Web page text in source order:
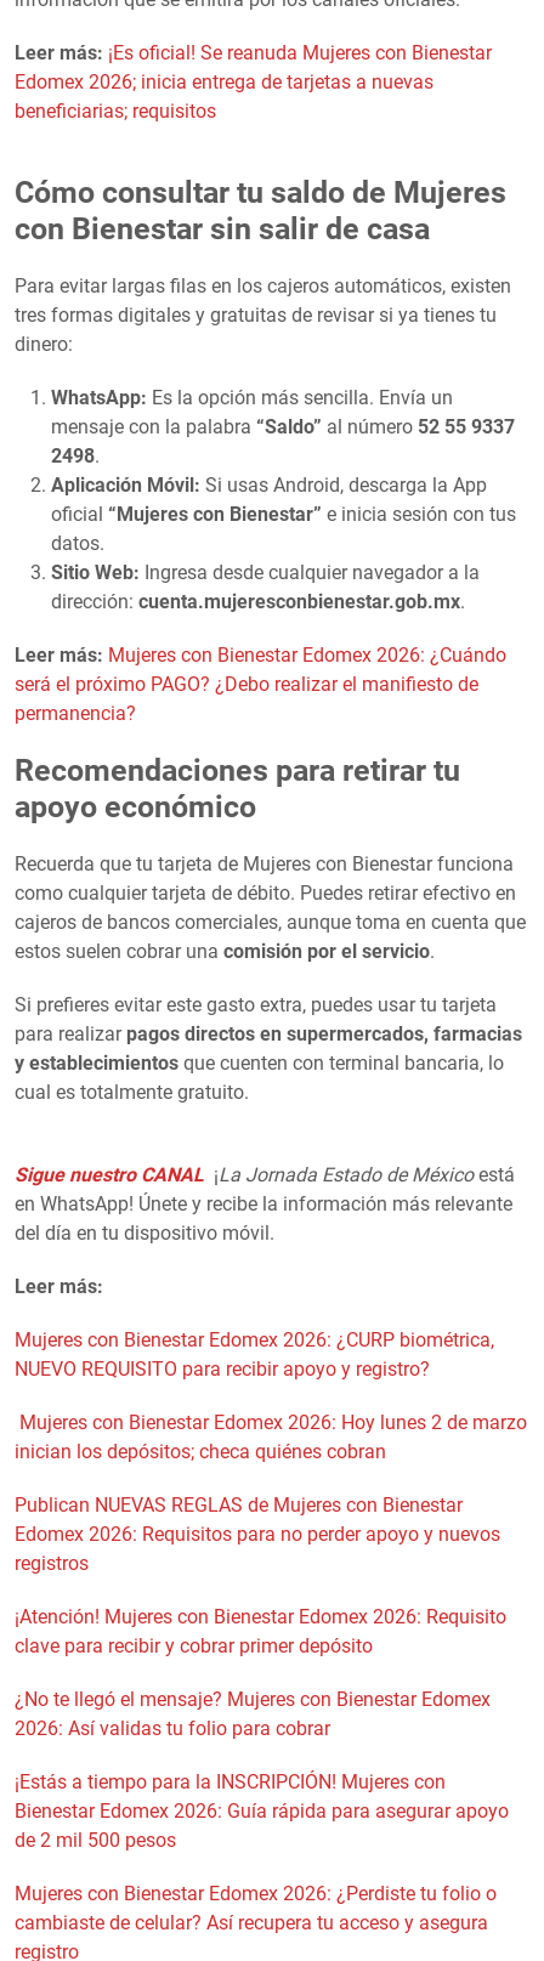
Leer más: ¡Es oficial! Se reanuda Mujeres con Bienestar
Edomex 2026; inicia entrega de tarjetas a nuevas
beneficiarias; requisitos
Cómo consultar tu saldo de Mujeres
con Bienestar sin salir de casa
Para evitar largas filas en los cajeros automáticos, existen
tres formas digitales y gratuitas de revisar si ya tienes tu
dinero:
WhatsApp: Es la opción más sencilla. Envía un
mensaje con la palabra “Saldo” al número 52 55 9337
2498.
Aplicación Móvil: Si usas Android, descarga la App
oficial “Mujeres con Bienestar” e inicia sesión con tus
datos.
Sitio Web: Ingresa desde cualquier navegador a la
dirección: cuenta.mujeresconbienestar.gob.mx.
Leer más: Mujeres con Bienestar Edomex 2026: ¿Cuándo
será el próximo PAGO? ¿Debo realizar el manifiesto de
permanencia?
Recomendaciones para retirar tu
apoyo económico
Recuerda que tu tarjeta de Mujeres con Bienestar funciona
como cualquier tarjeta de débito. Puedes retirar efectivo en
cajeros de bancos comerciales, aunque toma en cuenta que
estos suelen cobrar una comisión por el servicio.
Si prefieres evitar este gasto extra, puedes usar tu tarjeta
para realizar pagos directos en supermercados, farmacias
y establecimientos que cuenten con terminal bancaria, lo
cual es totalmente gratuito.
Sigue nuestro CANAL ¡La Jornada Estado de Méxicoestá
en WhatsApp! Únete y recibe la información más relevante
del día en tu dispositivo móvil.
Leer más:
Mujeres con Bienestar Edomex 2026: ¿CURP biométrica,
NUEVO REQUISITO para recibir apoyo y registro?
Mujeres con Bienestar Edomex 2026: Hoy lunes 2 de marzo
inician los depósitos; checa quiénes cobran
Publican NUEVAS REGLAS de Mujeres con Bienestar
Edomex 2026: Requisitos para no perder apoyo y nuevos
registros
¡Atención! Mujeres con Bienestar Edomex 2026: Requisito
clave para recibir y cobrar primer depósito
¿No te llegó el mensaje? Mujeres con Bienestar Edomex
2026: Así validas tu folio para cobrar
¡Estás a tiempo para la INSCRIPCIÓN! Mujeres con
Bienestar Edomex 2026: Guía rápida para asegurar apoyo
de 2 mil 500 pesos
Mujeres con Bienestar Edomex 2026: ¿Perdiste tu folio o
cambiaste de celular? Así recupera tu acceso y asegura
registro